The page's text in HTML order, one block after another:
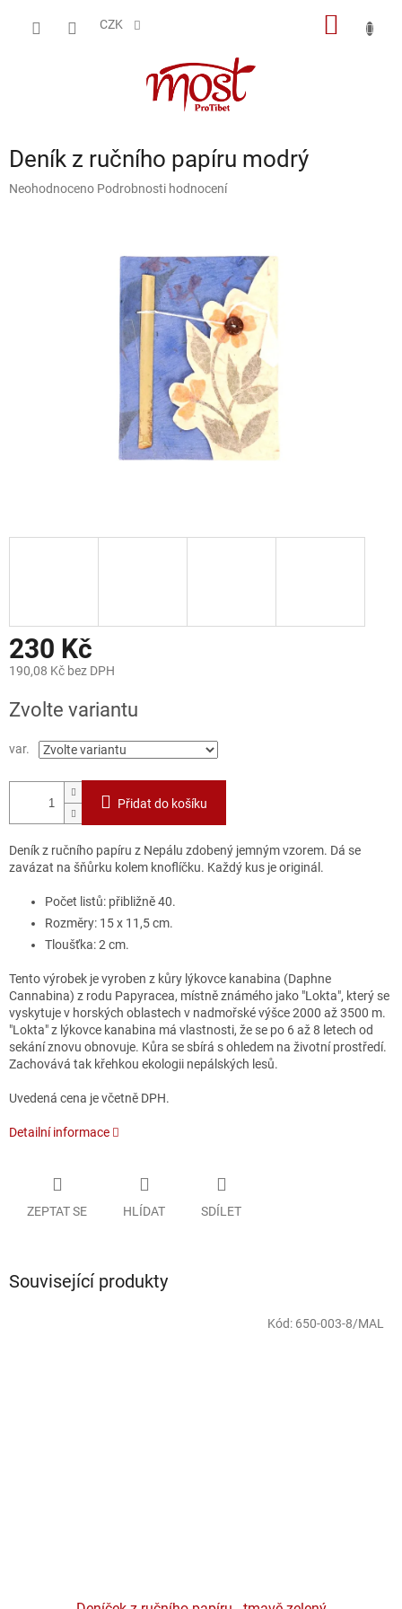
CZK
Deník z ručního papíru modrý
Průměrné
Neohodnoceno Podrobnosti hodnocení
230 Kč
190,08 Kč bez DPH
cena:
Zvolte variantu
var.
Přidat do košíku
Deník z ručního papíru z Nepálu zdobený jemným vzorem. Dá se
zavázat na šňůrku kolem knoflíčku. Každý kus je originál.
Počet listů: přibližně 40.
Rozměry: 15 x 11,5 cm.
Tloušťka: 2 cm.
Tento výrobek je vyroben z kůry lýkovce kanabina (Daphne
Cannabina) z rodu Papyracea, místně známého jako "Lokta", který se
vyskytuje v horských oblastech v nadmořské výšce 2000 až 3500 m.
"Lokta" z lýkovce kanabina má vlastnosti, že se po 6 až 8 letech od
sekání znovu obnovuje. Kůra se sbírá s ohledem na životní prostředí.
Zachovává tak křehkou ekologii nepálských lesů.
Uvedená cena je včetně DPH.
Detailní informace
ZEPTAT SE HLÍDAT SDÍLET
Související produkty
Kód: 650-003-8/MAL